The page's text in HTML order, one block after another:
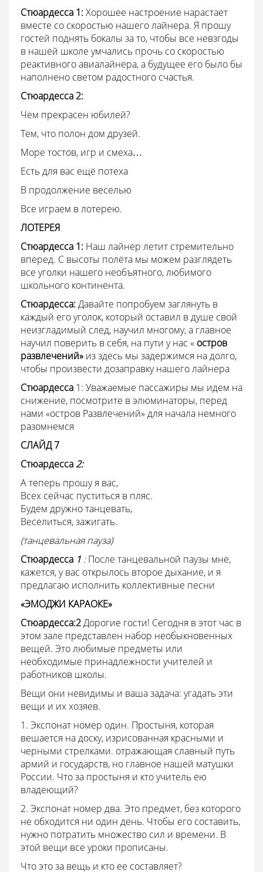
Стюардесса 1:Хорошее настроение нарастает
вместе со скоростью нашего лайнера. Я прошу
гостей поднять бокалы за то, чтобы все невзгоды
в нашей школе умчались прочь со скоростью
реактивного авиалайнера, а будущее его было бы
наполнено светом радостного счастья.
Стюардесса2:
Чем прекрасен юбилей?
Тем, что полон дом друзей.
Море тостов, игр и смеха…
Есть для вас ещё потеха
В продолжение веселью
Все играем в лотерею.
ЛОТЕРЕЯ
Стюардесса 1: Наш лайнер летит стремительно
вперед. С высоты полёта мы можем разглядеть
все уголки нашего необъятного, любимого
школьного континента.
Стюардесса:Давайте попробуем заглянуть в
каждый его уголок, который оставил в душе свой
неизгладимый след, научил многому, а главное
научил поверить в себя, на пути у нас « остров
развлечений» из здесь мы задержимся на долго,
чтобы произвести дозаправку нашего лайнера
Стюардесса 1: Уважаемые пассажиры мы идем на
снижение, посмотрите в элюминаторы, перед
нами «остров Развлечений» для начала немного
разомнемся
СЛАЙД 7
Стюардесса 2:
А теперь прошу я вас,
Всех сейчас пуститься в пляс.
Будем дружно танцевать,
Веселиться, зажигать.
(танцевальная пауза)
Стюардесса 1 :После танцевальной паузы мне,
кажется, у вас открылось второе дыхание, и я
предлагаю исполнить коллективные песни
«ЭМОДЖИ КАРАОКЕ»
Стюардесса:2Дорогие гости! Сегодня в этот час в
этом зале представлен набор необыкновенных
вещей. Это любимые предметы или
необходимые принадлежности учителей и
работников школы.
Вещи они невидимы и ваша задача: угадать эти
вещи и их хозяев.
1. Экспонат номер один. Простыня, которая
вешается на доску, изрисованная красными и
черными стрелками. отражающая славный путь
армий и государств, но главное нашей матушки
России. Что за простыня и кто учитель ею
владеющий?
2. Экспонат номер два. Это предмет, без которого
не обходится ни один день. Чтобы его составить,
нужно потратить множество сил и времени. В
этой вещи все уроки прописаны.
Что это за вещь и кто ее составляет?